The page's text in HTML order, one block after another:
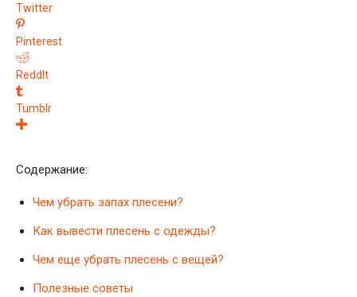
Twitter
Pinterest
ReddIt
Tumblr
Содержание:
Чем убрать запах плесени?
Как вывести плесень с одежды?
Чем еще убрать плесень с вещей?
Полезные советы